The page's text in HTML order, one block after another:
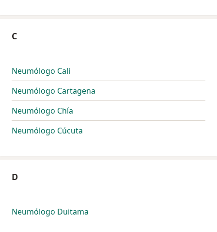
C
Neumólogo Cali
Neumólogo Cartagena
Neumólogo Chía
Neumólogo Cúcuta
D
Neumólogo Duitama